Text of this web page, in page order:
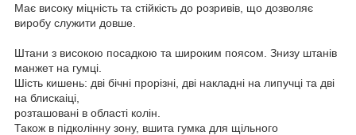
Має високу міцність та стійкість до розривів, що дозволяє
виробу служити довше.
Штани з високою посадкою та широким поясом. Знизу штанів
манжет на гумці.
Шість кишень: дві бічні прорізні, дві накладні на липучці та дві
на блискаіці,
розташовані в області колін.
Також в підколінну зону, вшита гумка для щільного